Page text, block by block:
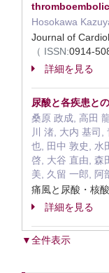
Hosokawa
Journal of
（ ISSN:0914-
詳細を見る
尿酸と各疾患と
桑原 政成, 高田
川 渚, 大内 基司
也, 田中 敦史, 水
啓, 大谷 直由, 森
美, 久留 一郎, 阿
痛風と尿酸・
詳細を見る
▼全件表示